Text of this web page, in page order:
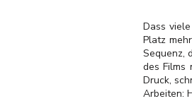
Dass
Platz
Sequenz,
des Films
Druck,
Arbeiten: